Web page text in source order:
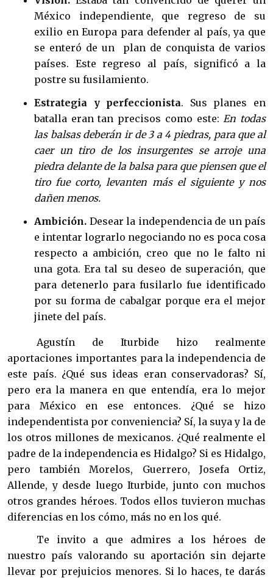
México independiente, que regreso de su
exilio en Europa para defender al país, ya que
se enteró de un plan de conquista de varios
países. Este regreso al país, significó a la
postre su fusilamiento.
Estrategia y perfeccionista. Sus planes en
batalla eran tan precisos como este: En todas
las balsas deberán ir de 3 a 4 piedras, para que al
caer un tiro de los insurgentes se arroje una
piedra delante de la balsa para que piensen que el
tiro fue corto, levanten más el siguiente y nos
dañen menos.
Ambición. Desear la independencia de un país
e intentar lograrlo negociando no es poca cosa
respecto a ambición, creo que no le falto ni
una gota. Era tal su deseo de superación, que
para detenerlo para fusilarlo fue identificado
por su forma de cabalgar porque era el mejor
jinete del país.
Agustín de Iturbide hizo realmente
aportaciones importantes para la independencia de
este país. ¿Qué sus ideas eran conservadoras? Sí,
pero era la manera en que entendía, era lo mejor
para México en ese entonces. ¿Qué se hizo
independentista por conveniencia? Sí, la suya y la de
los otros millones de mexicanos. ¿Qué realmente el
padre de la independencia es Hidalgo? Si es Hidalgo,
pero también Morelos, Guerrero, Josefa Ortiz,
Allende, y desde luego Iturbide, junto con muchos
otros grandes héroes. Todos ellos tuvieron muchas
diferencias en los cómo, más no en los qué.
Te invito a que admires a los héroes de
nuestro país valorando su aportación sin dejarte
llevar por prejuicios menores. Si lo haces, te darás